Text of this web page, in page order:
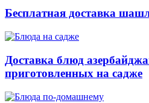
Бесплатная доставка
Доставка блюд
приготовленных на садже